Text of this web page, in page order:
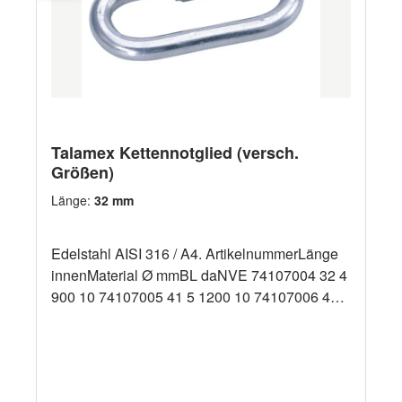
Talamex Kettennotglied (versch.
Größen)
Länge: 32 mm
Edelstahl AISI 316 / A4. ArtikelnummerLänge
innenMaterial Ø mmBL daNVE 74107004 32 4
900 10 74107005 41 5 1200 10 74107006 47 6